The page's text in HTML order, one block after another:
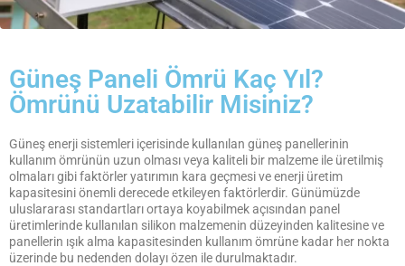
Güneş Paneli Ömrü Kaç Yıl?
Ömrünü Uzatabilir Misiniz?
Güneş enerji sistemleri içerisinde kullanılan güneş panellerinin
kullanım ömrünün uzun olması veya kaliteli bir malzeme ile üretilmiş
olmaları gibi faktörler yatırımın kara geçmesi ve enerji üretim
kapasitesini önemli derecede etkileyen faktörlerdir. Günümüzde
uluslararası standartları ortaya koyabilmek açısından panel
üretimlerinde kullanılan silikon malzemenin düzeyinden kalitesine ve
panellerin ışık alma kapasitesinden kullanım ömrüne kadar her nokta
üzerinde bu nedenden dolayı özen ile durulmaktadır.